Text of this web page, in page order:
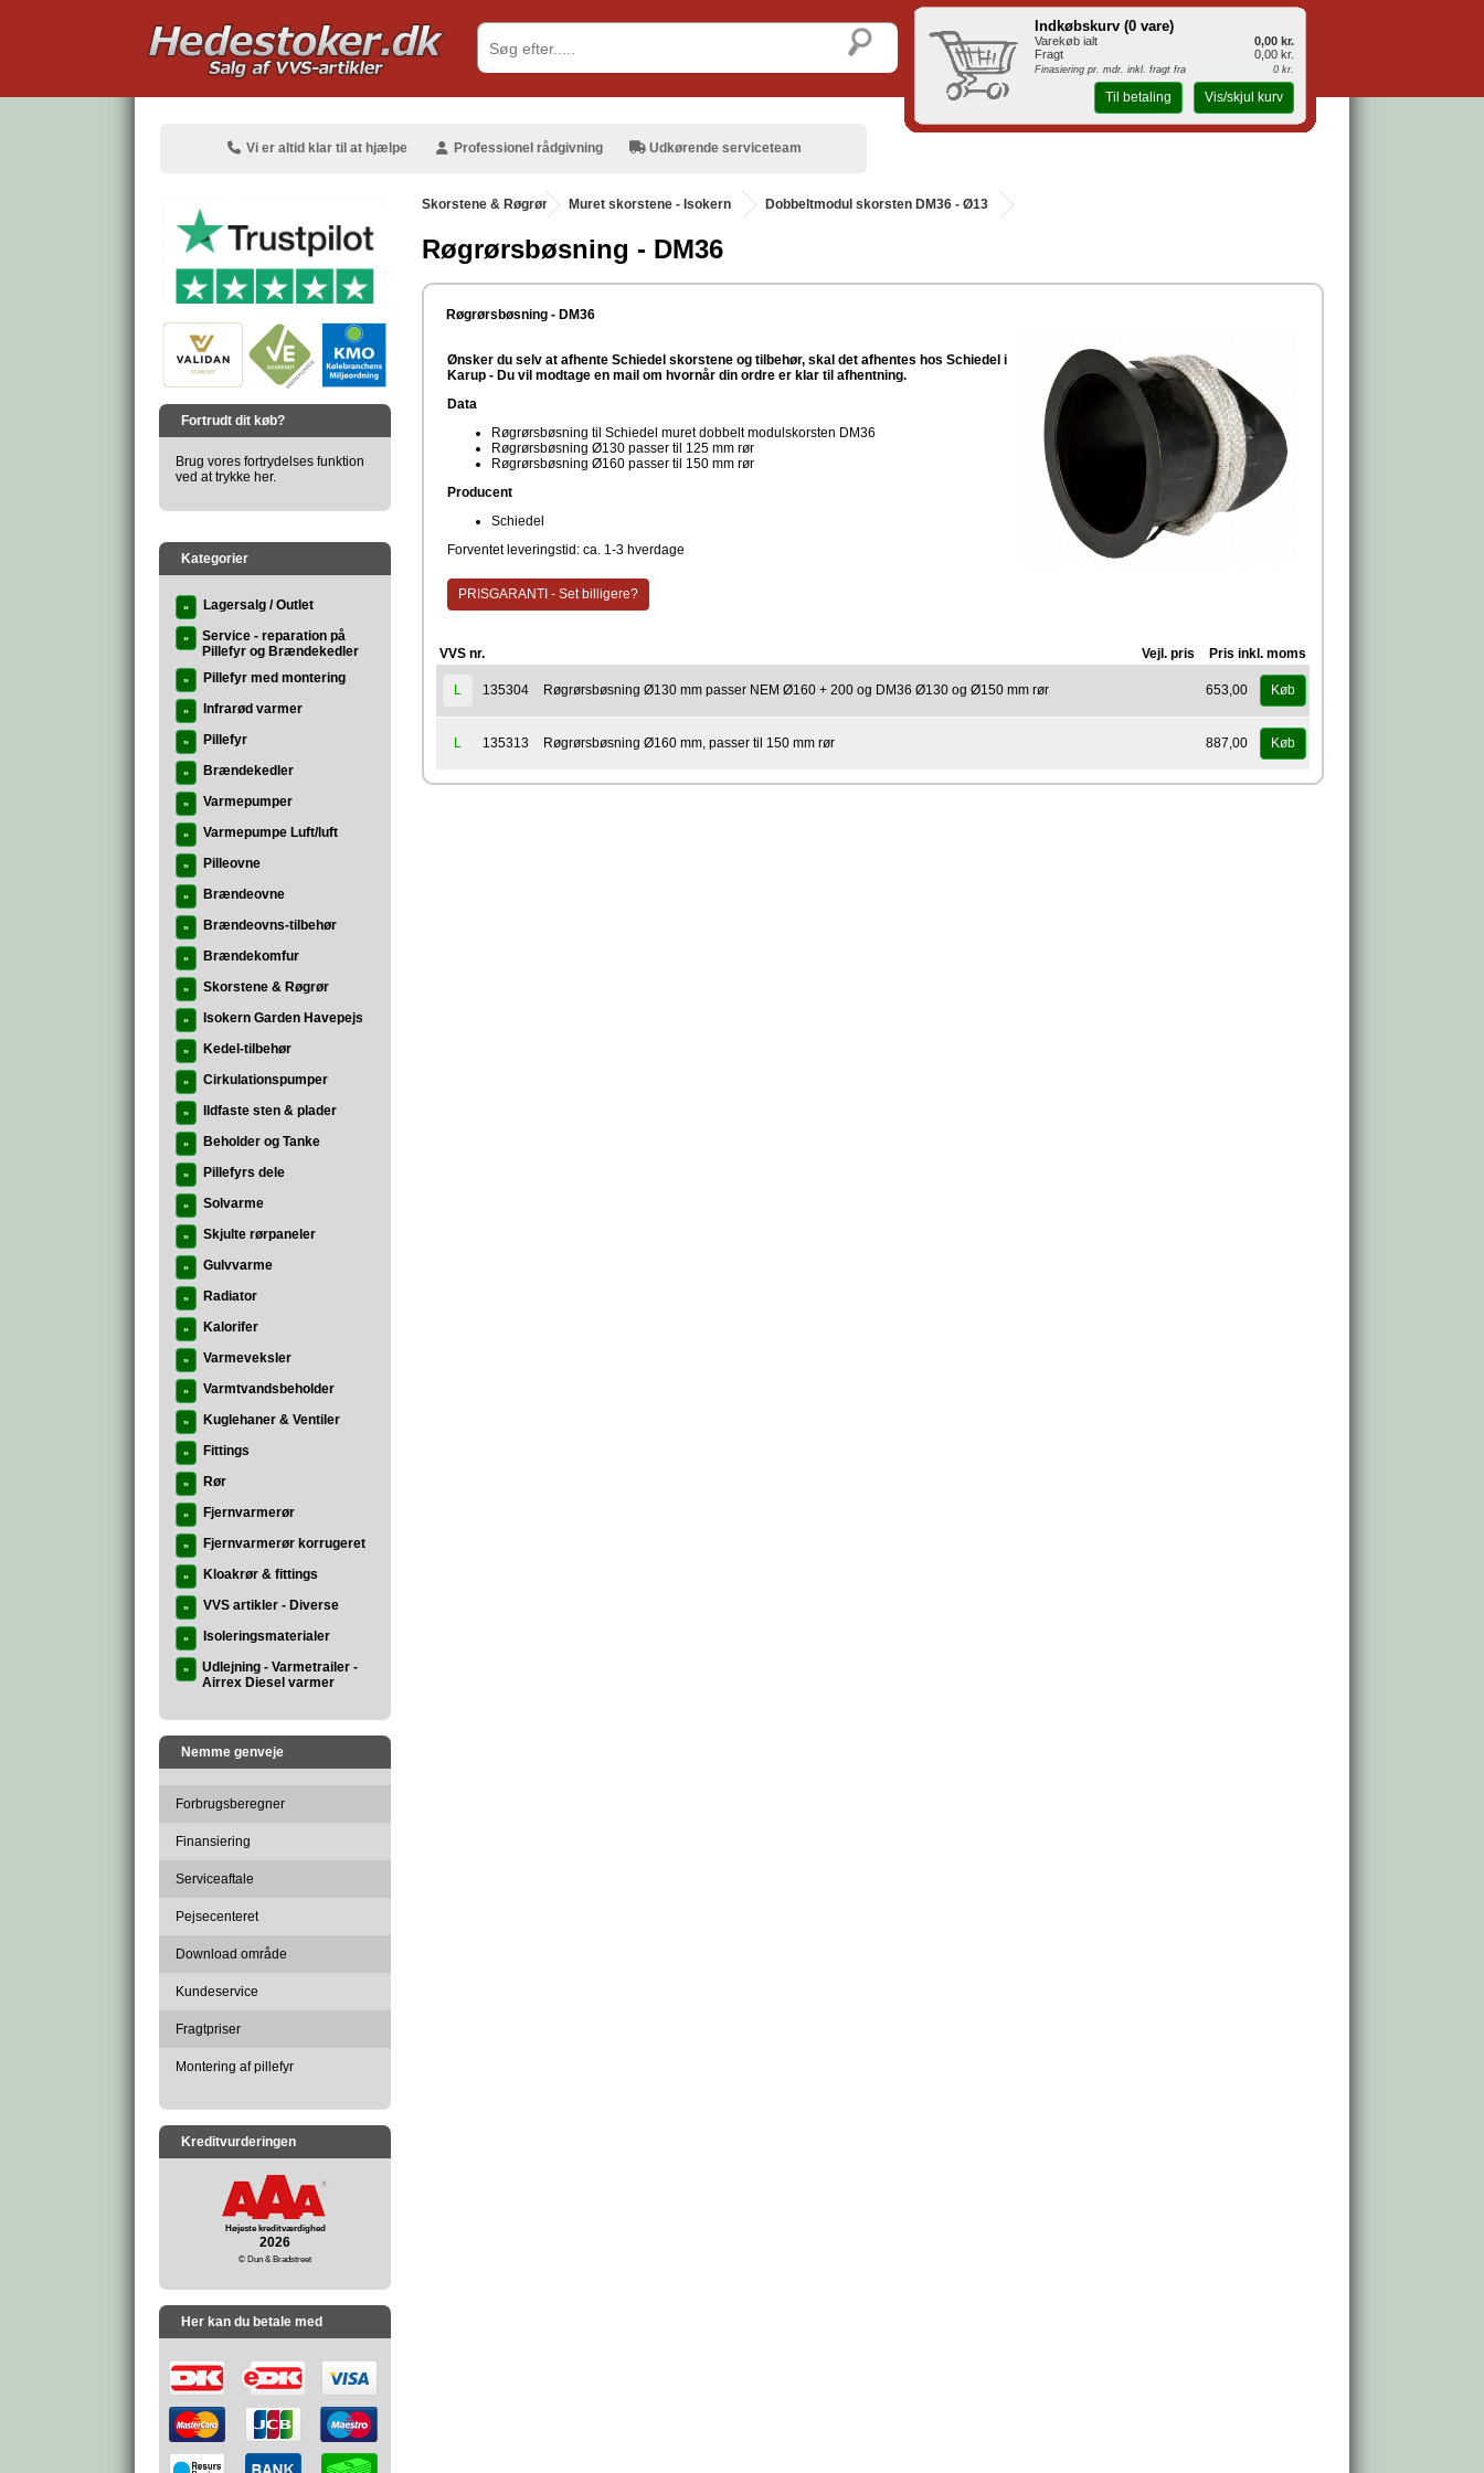
Vi er altid klar til at hjælpe Professionel rådgivning Udkørende serviceteam
Fortrudt dit køb?
Brug vores fortrydelses funktion
ved at trykke her.
Kategorier
» Lagersalg / Outlet
»
Service - reparation på
Pillefyr og Brændekedler
» Pillefyr med montering
» Infrarød varmer
» Pillefyr
» Brændekedler
» Varmepumper
» Varmepumpe Luft/luft
» Pilleovne
» Brændeovne
» Brændeovns-tilbehør
» Brændekomfur
» Skorstene & Røgrør
» Isokern Garden Havepejs
» Kedel-tilbehør
» Cirkulationspumper
» Ildfaste sten & plader
» Beholder og Tanke
» Pillefyrs dele
» Solvarme
» Skjulte rørpaneler
» Gulvvarme
» Radiator
» Kalorifer
» Varmeveksler
» Varmtvandsbeholder
» Kuglehaner & Ventiler
» Fittings
» Rør
» Fjernvarmerør
» Fjernvarmerør korrugeret
» Kloakrør & fittings
» VVS artikler - Diverse
» Isoleringsmaterialer
»
Udlejning - Varmetrailer -
Airrex Diesel varmer
Nemme genveje
Forbrugsberegner
Finansiering
Serviceaftale
Pejsecenteret
Download område
Kundeservice
Fragtpriser
Montering af pillefyr
Kreditvurderingen
Højeste kreditværdighed
2026
© Dun & Bradstreet
Her kan du betale med
Skorstene & Røgrør . Muret skorstene - Isokern Dobbeltmodul skorsten DM36 - Ø13
Røgrørsbøsning - DM36
Røgrørsbøsning - DM36
Ønsker du selv at afhente Schiedel skorstene og tilbehør, skal det afhentes hos Schiedel i
Karup - Du vil modtage en mail om hvornår din ordre er klar til afhentning.
Data
Røgrørsbøsning til Schiedel muret dobbelt modulskorsten DM36
Røgrørsbøsning Ø130 passer til 125 mm rør
Røgrørsbøsning Ø160 passer til 150 mm rør
Producent
Schiedel
Forventet leveringstid: ca. 1-3 hverdage
PRISGARANTI - Set billigere?
VVS nr. Vejl. pris Pris inkl. moms
L 135304 Røgrørsbøsning Ø130 mm passer NEM Ø160 + 200 og DM36 Ø130 og Ø150 mm rør 653,00 Køb
L 135313 Røgrørsbøsning Ø160 mm, passer til 150 mm rør 887,00 Køb
Indkøbskurv (0 vare)
Varekøb ialt
0,00 kr.
Fragt
0,00 kr.
Finasiering pr. mdr. inkl. fragt fra 0 kr.
Til betaling Vis/skjul kurv